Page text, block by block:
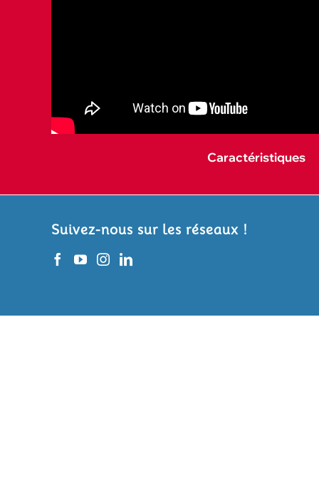
Caractéristiques
Suivez-nous sur les réseaux !